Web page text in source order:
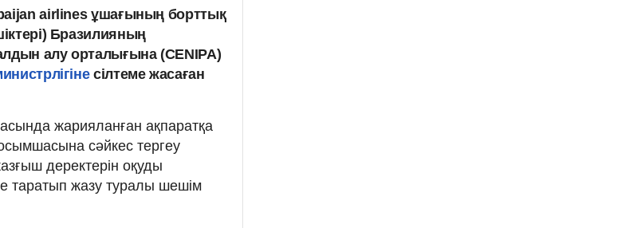
airlines ұшағының борттық
Бразилияның
алу орталығына (CENIPA)
сілтеме жасаған
жарияланған ақпаратқа
сәйкес тергеу
деректерін оқуды
таратып жазу туралы шешім